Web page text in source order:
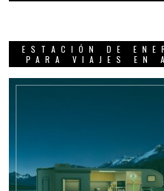
ESTACIÓN DE
PARA VIAJES EN